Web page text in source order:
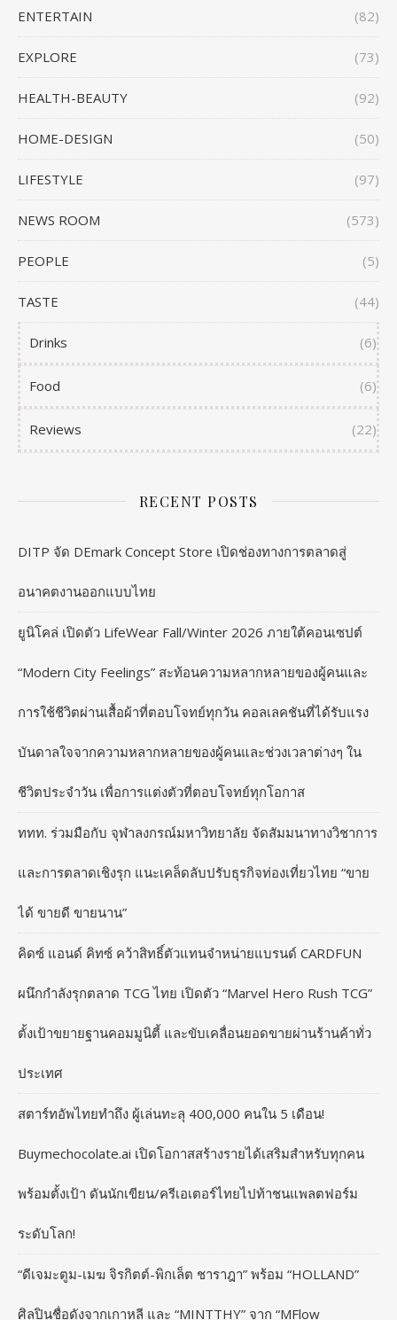
ENTERTAIN (82)
EXPLORE (73)
HEALTH-BEAUTY (92)
HOME-DESIGN (50)
LIFESTYLE (97)
NEWS ROOM (573)
PEOPLE (5)
TASTE (44)
Drinks (6)
Food (6)
Reviews (22)
RECENT POSTS
DITP จัด DEmark Concept Store เปิดช่องทางการตลาดสู่
อนาคตงานออกแบบไทย
ยูนิโคล่ เปิดตัว LifeWear Fall/Winter 2026 ภายใต้คอนเซปต์
“Modern City Feelings” สะท้อนความหลากหลายของผู้คนและ
การใช้ชีวิตผ่านเสื้อผ้าที่ตอบโจทย์ทุกวัน คอลเลคชันที่ได้รับแรง
บันดาลใจจากความหลากหลายของผู้คนและช่วงเวลาต่างๆ ใน
ชีวิตประจำวัน เพื่อการแต่งตัวที่ตอบโจทย์ทุกโอกาส
ททท. ร่วมมือกับ จุฬาลงกรณ์มหาวิทยาลัย จัดสัมมนาทางวิชาการ
และการตลาดเชิงรุก แนะเคล็ดลับปรับธุรกิจท่องเที่ยวไทย “ขาย
ได้ ขายดี ขายนาน”
คิดซ์ แอนด์ คิทซ์ คว้าสิทธิ์ตัวแทนจำหน่ายแบรนด์ CARDFUN
ผนึกกำลังรุกตลาด TCG ไทย เปิดตัว “Marvel Hero Rush TCG”
ตั้งเป้าขยายฐานคอมมูนิตี้ และขับเคลื่อนยอดขายผ่านร้านค้าทั่ว
ประเทศ
สตาร์ทอัพไทยทำถึง ผู้เล่นทะลุ 400,000 คนใน 5 เดือน!
Buymechocolate.ai เปิดโอกาสสร้างรายได้เสริมสำหรับทุกคน
พร้อมตั้งเป้า ดันนักเขียน/ครีเอเตอร์ไทยไปท้าชนแพลตฟอร์ม
ระดับโลก!
“ดีเจมะตูม-เมฆ จิรกิตต์-พิกเล็ต ชาราฎา” พร้อม “HOLLAND”
ศิลปินชื่อดังจากเกาหลี และ “MINTTHY” จาก “MFlow